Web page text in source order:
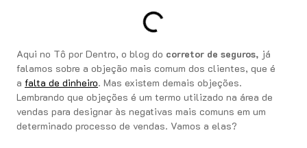
Aqui no Tô por Dentro, o blog do corretor de seguros, já
falamos sobre a objeção mais comum dos clientes, que é
a falta de dinheiro. Mas existem demais objeções.
Lembrando que objeções é um termo utilizado na área de
vendas para designar às negativas mais comuns em um
determinado processo de vendas. Vamos a elas?